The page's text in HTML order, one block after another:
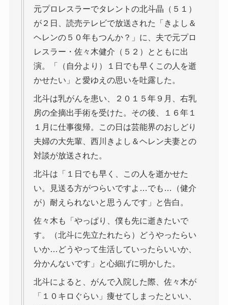
元プロレスラーでタレントの北斗晶（５１）
が２日、読売テレビで放送された「きよし＆
ヘレンの５０年もつんか？」に、夫で元プロ
レスラー・佐々木健介（５２）とともに出
演。「（自分より）１日でも早くこの人を逝
かせたい」と愛ゆえの思いを吐露した。
北斗は乳がんを患い、２０１５年９月、右乳
房の全摘出手術を受けた。その後、１６年１
１月に仕事復帰。この日は芸能界のおしどり
夫婦の大先輩、西川きよし＆ヘレン夫妻との
対談が放送された。
北斗は「１日でも早く、この人を逝かせた
い。見送る方がつらいですよ…でも…（健介
が）耐えられないと思うんです」と告白。
佐々木も「やっぱり、僕も先に逝きたいで
す。（北斗に先立たれたら）どうやったらい
いか…どうやって生活していったらいいか、
分かんないです」と心細げに明かした。
北斗によると、がんで入院した際、佐々木が
「１０キロぐらい」痩せてしまったといい、